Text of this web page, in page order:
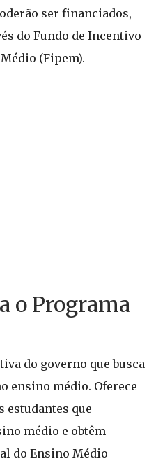
ser financiados,
do Fundo de Incentivo
(Fipem).
o Programa
do governo que busca
ensino médio. Oferece
estudantes que
médio e obtêm
do Ensino Médio